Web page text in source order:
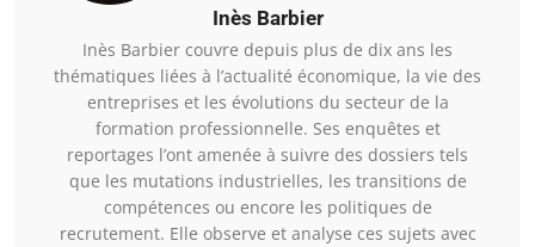
Inès Barbier
Inès Barbier couvre depuis plus de dix ans les
thématiques liées à l’actualité économique, la vie des
entreprises et les évolutions du secteur de la
formation professionnelle. Ses enquêtes et
reportages l’ont amenée à suivre des dossiers tels
que les mutations industrielles, les transitions de
compétences ou encore les politiques de
recrutement. Elle observe et analyse ces sujets avec